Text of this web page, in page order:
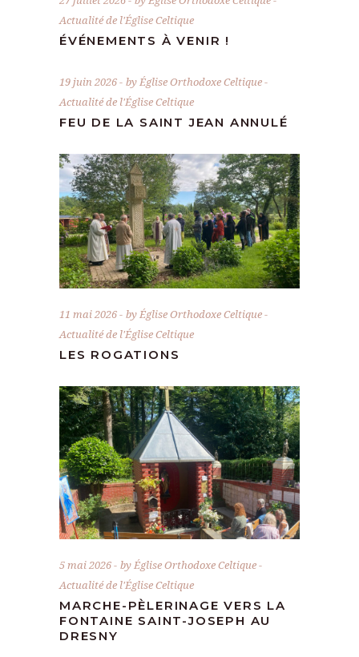
Actualité de l'Église Celtique
ÉVÉNEMENTS À VENIR !
19 juin 2026 byÉglise Orthodoxe Celtique
Actualité de l'Église Celtique
FEU DE LA SAINT JEAN ANNULÉ
11 mai 2026 byÉglise Orthodoxe Celtique
Actualité de l'Église Celtique
LES ROGATIONS
5 mai 2026 byÉglise Orthodoxe Celtique
Actualité de l'Église Celtique
MARCHE-PÈLERINAGE VERS LA
FONTAINE SAINT-JOSEPH AU
DRESNY